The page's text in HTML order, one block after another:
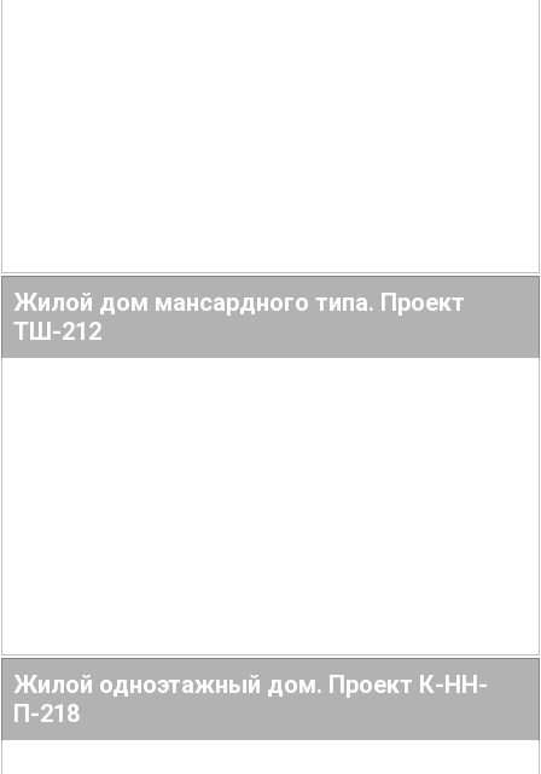
141.22 1 3
Жилой дом мансардного типа. Проект
ТШ-212
212.71 2 5
Жилой одноэтажный дом. Проект К-НН-
П-218